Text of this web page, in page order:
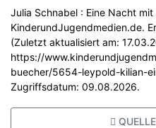
Julia Schnabel : Eine Nacht mit
KinderundJugendmedien.de.
(Zuletzt aktualisiert am:
https://
buecher/5654-leypold-kilian-
Zugriffsdatum: 09.08.2026.